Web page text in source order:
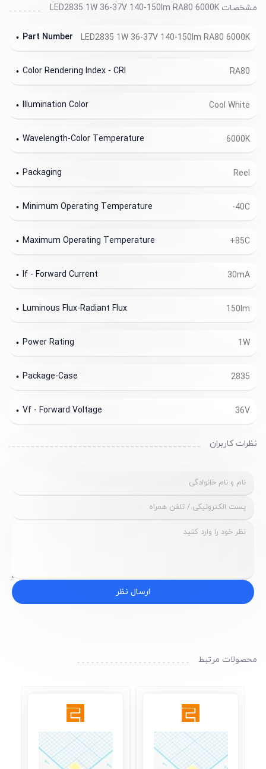
مشخصات LED2835 1W 36-37V 140-150lm RA80 6000K
LED2835 1W 36-37V 140-150lm RA80 6000K
Part Number
RA80
Color Rendering Index - CRI
Cool White
Illumination Color
6000K
Wavelength-Color Temperature
Reel
Packaging
-40C
Minimum Operating Temperature
+85C
Maximum Operating Temperature
30mA
If - Forward Current
150lm
Luminous Flux-Radiant Flux
1W
Power Rating
2835
Package-Case
36V
Vf - Forward Voltage
نظرات کاربران
ارسال نظر
محصولات مرتبط